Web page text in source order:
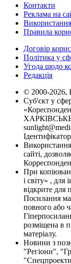
Контакти
Реклама на
Правила
Договір
Політика у
Угода щодо
Редакція
© 2000-2026,
Суб'єкт у
ХАРКІВСЬКЕ
сайті,
При
і світу» , для
відкрите для
Посилання
повного або
розміщена в
матеріалу.
Новини з
"Регіони",